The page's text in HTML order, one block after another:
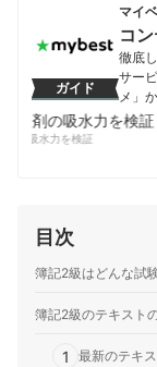
ガイド
マイ
コ
徹底
サー
メ」
スト
の吸水力を検証
目次
簿記2級はどんな試
簿記2級のテキスト
1 最新のテキ